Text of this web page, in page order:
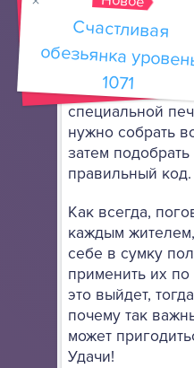
мышления мир,
мирно
так и разного
создания. Ей
открыть проход,
специальной
нужно собрать
затем
правильный код.
Как всегда,
каждым
себе в сумку
применить их
это выйдет,
почему так
может
Удачи!
Счастливая
обезьянка уровень
1071